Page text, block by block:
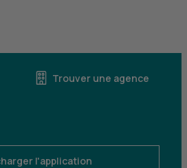
Trouver une agence
l'application